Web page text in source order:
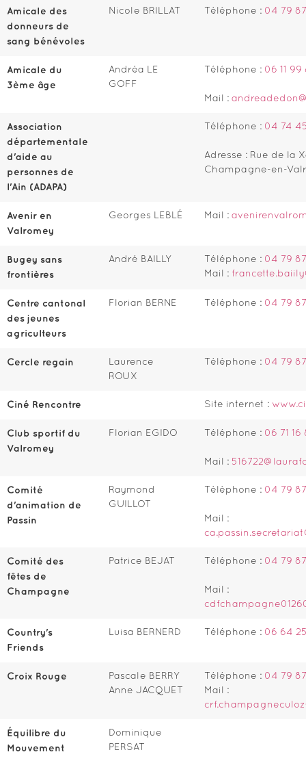
Amicale des
donneurs de
sang bénévoles
Nicole BRILLAT Téléphone : 04 79
Amicale du
3ème âge
Andréa LE
GOFF
Téléphone : 06 11
Mail :
Association
départementale
d'aide au
personnes de
l'Ain (ADAPA)
Téléphone : 04 74
Adresse : Rue de la
Champagne-en-
Avenir en
Valromey
Georges LEBLÉ Mail :
Bugey sans
frontières
André BAILLY Téléphone : 04 79 87
Mail :
Centre cantonal
des jeunes
agriculteurs
Florian BERNE Téléphone : 04 79
Cercle regain
Laurence
ROUX
Téléphone : 04 79
Ciné Rencontre Site internet :
Club sportif du
Valromey
Florian EGIDO Téléphone : 06 71 16
Mail :
Comité
d'animation de
Passin
Raymond
GUILLOT
Téléphone : 04 79
Mail :
Comité des
fêtes de
Champagne
Patrice BEJAT Téléphone : 04 79
Mail :
Country's
Friends
Luisa BERNERD Téléphone : 06 64
Croix Rouge
Pascale BERRY
Anne JACQUET
Téléphone : 04 79
Mail :
Équilibre du
Mouvement
Dominique
PERSAT